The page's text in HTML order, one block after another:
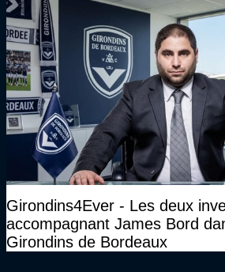
Girondins4Ever - Les deux
accompagnant James Bord
Girondins de Bordeaux